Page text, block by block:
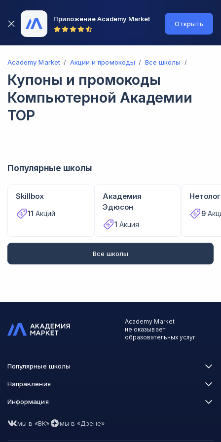
Приложение Academy Market
Открыть
Academy Market Акции и промокоды Все школы
Купоны и промокоды
Компьютерной Академии
TOP
Популярные школы
Skillbox
11 Акций
Академия
Эдюсон
1 Акция
9
Все школы
Academy Market
не оказывает
образовательных услуг
Популярные школы
Skillbox
XYZ School
Skillfactory
Направления
Программирование
Маркетинг
Информация
Часто задаваемые вопросы
Пользовательское соглашение
Политика обработки данных
мы в «ВК» мы в «Дзене»